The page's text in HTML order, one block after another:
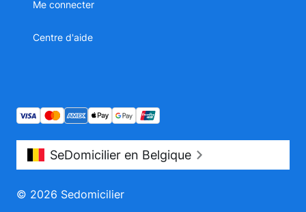
Me connecter
Centre d'aide
© 2026 Sedomicilier
SeDomicilier en Belgique